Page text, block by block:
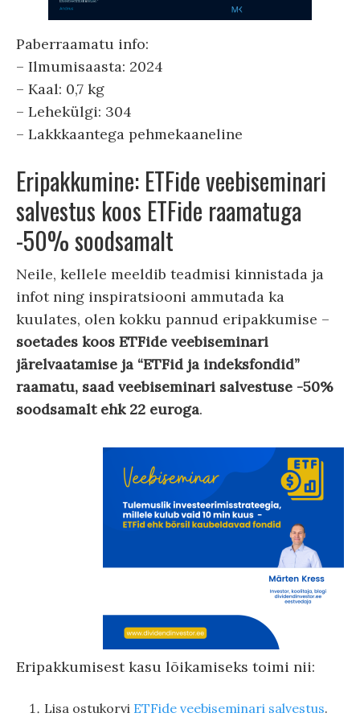
Paberraamatu info:
– Ilmumisaasta: 2024
– Kaal: 0,7 kg
– Lehekülgi: 304
– Lakkkaantega pehmekaaneline
Eripakkumine: ETFide veebiseminari
salvestus koos ETFide raamatuga
-50% soodsamalt
Neile, kellele meeldib teadmisi kinnistada ja
infot ning inspiratsiooni ammutada ka
kuulates, olen kokku pannud eripakkumise –
soetades koos ETFide veebiseminari
järelvaatamise ja “ETFid ja indeksfondid”
raamatu, saad veebiseminari salvestuse -50%
soodsamalt ehk 22 euroga.
Eripakkumisest kasu lõikamiseks toimi nii:
Lisa ostukorvi ETFide veebiseminari salvestus.